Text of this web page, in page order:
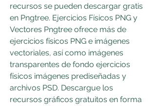
recursos se pueden descargar gratis
en Pngtree. Ejercicios Físicos PNG y
Vectores Pngtree ofrece más de
ejercicios físicos PNG e imágenes
vectoriales, así como imágenes
transparentes de fondo ejercicios
físicos imágenes prediseñadas y
archivos PSD. Descargue los
recursos gráficos gratuitos en forma